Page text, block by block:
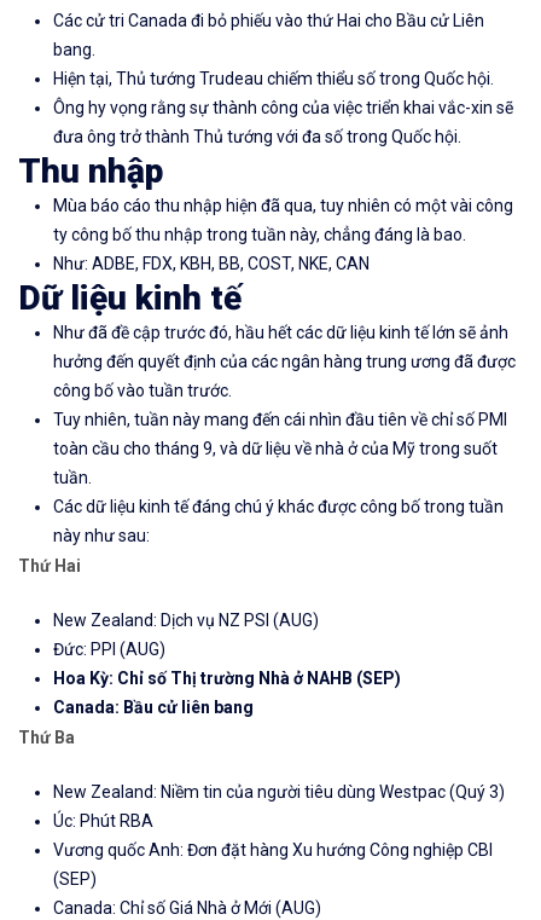
Các cử tri Canada đi bỏ phiếu vào thứ Hai cho Bầu cử Liên
bang.
Hiện tại, Thủ tướng Trudeau chiếm thiểu số trong Quốc hội.
Ông hy vọng rằng sự thành công của việc triển khai vắc-xin sẽ
đưa ông trở thành Thủ tướng với đa số trong Quốc hội.
Thu nhập
Mùa báo cáo thu nhập hiện đã qua, tuy nhiên có một vài công
ty công bố thu nhập trong tuần này, chẳng đáng là bao.
Như: ADBE, FDX, KBH, BB, COST, NKE, CAN
Dữ liệu kinh tế
Như đã đề cập trước đó, hầu hết các dữ liệu kinh tế lớn sẽ ảnh
hưởng đến quyết định của các ngân hàng trung ương đã được
công bố vào tuần trước.
Tuy nhiên, tuần này mang đến cái nhìn đầu tiên về chỉ số PMI
toàn cầu cho tháng 9, và dữ liệu về nhà ở của Mỹ trong suốt
tuần.
Các dữ liệu kinh tế đáng chú ý khác được công bố trong tuần
này như sau:
Thứ Hai
New Zealand: Dịch vụ NZ PSI (AUG)
Đức: PPI (AUG)
Hoa Kỳ: Chỉ số Thị trường Nhà ở NAHB (SEP)
Canada: Bầu cử liên bang
Thứ Ba
New Zealand: Niềm tin của người tiêu dùng Westpac (Quý 3)
Úc: Phút RBA
Vương quốc Anh: Đơn đặt hàng Xu hướng Công nghiệp CBI
(SEP)
Canada: Chỉ số Giá Nhà ở Mới (AUG)